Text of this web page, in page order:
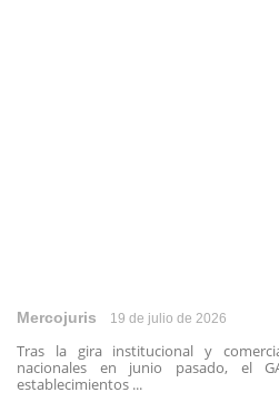
Mercojuris 19 de julio de 2026
Tras la gira institucional y
nacionales en junio pasado, el
establecimientos ...